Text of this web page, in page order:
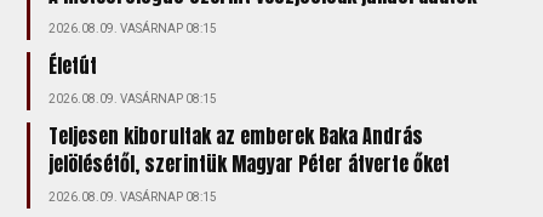
2026.08.09. VASÁRNAP 08:15
Életút
2026.08.09. VASÁRNAP 08:15
Teljesen kiborultak az emberek Baka András
jelölésétől, szerintük Magyar Péter átverte őket
2026.08.09. VASÁRNAP 08:15